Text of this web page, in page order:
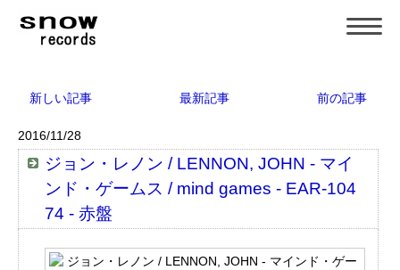
新しい記事 最新記事 前の記事
2016/11/28
ジョン・レノン / LENNON, JOHN - マイ
ンド・ゲームス / mind games - EAR-104
74 - 赤盤